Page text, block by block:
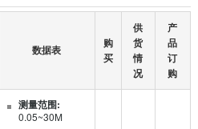
数据表
购
买
供
货
情
况
产
品
订
购
测量范围:
0.05~30M